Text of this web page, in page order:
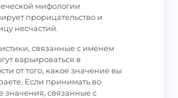
мифологии
прорицательство и
несчастий.
связанные с именем
варьироваться в
от того, какое значение вы
Если принимать во
значения, связанные с